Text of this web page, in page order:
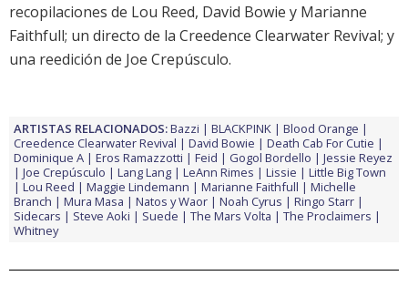
recopilaciones de Lou Reed, David Bowie y Marianne
Faithfull; un directo de la Creedence Clearwater Revival; y
una reedición de Joe Crepúsculo.
ARTISTAS RELACIONADOS:Bazzi BLACKPINK
Blood Orange
Creedence Clearwater Revival
David Bowie
Death Cab For Cutie
Dominique A
Eros Ramazzotti Feid Gogol Bordello
Jessie Reyez
Joe Crepúsculo
Lang Lang LeAnn Rimes Lissie
Little Big Town
Lou Reed
Maggie Lindemann Marianne Faithfull
Michelle
Branch
Mura Masa Natos y Waor Noah Cyrus
Ringo Starr
Sidecars
Steve Aoki Suede The Mars Volta
The Proclaimers
Whitney